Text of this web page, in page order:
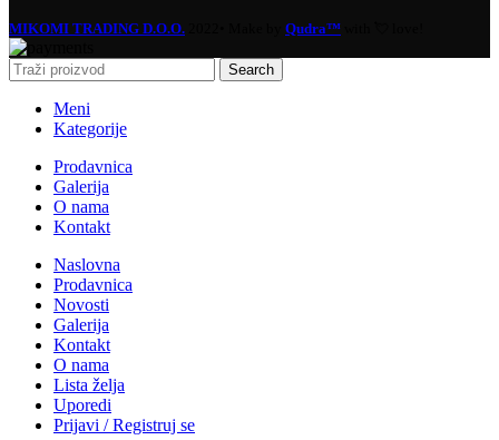
MIKOMI TRADING D.O.O. Qudra™
Search
Meni
Kategorije
Prodavnica
Galerija
O nama
Kontakt
Naslovna
Prodavnica
Novosti
Galerija
Kontakt
O nama
Lista želja
Uporedi
Prijavi / Registruj se